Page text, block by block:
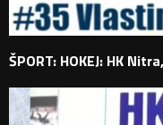
ŠPORT: HOKEJ: HK